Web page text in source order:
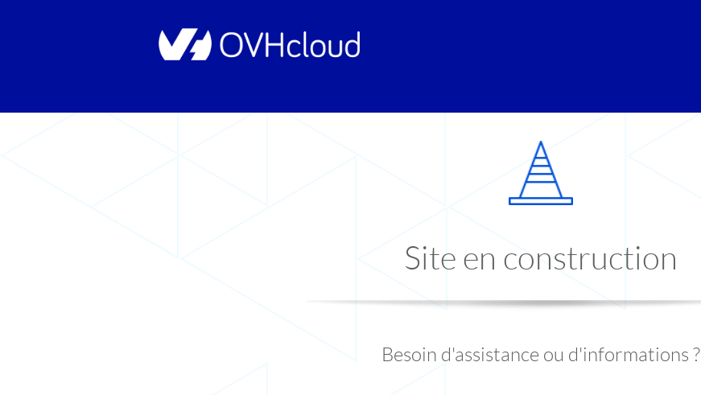
Site en construction
Besoin d'assistance ou d'informations ?